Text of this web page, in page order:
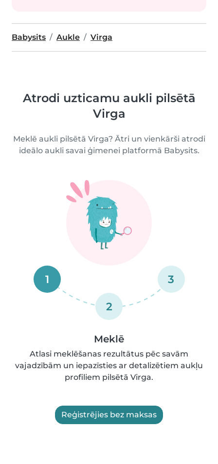
Babysits Aukle Virga
Atrodi uzticamu aukli pilsētā
Virga
Meklē aukli pilsētā Virga? Ātri un vienkārši atrodi
ideālo aukli savai ģimenei platformā Babysits.
1
2
3
Meklē
Atlasi meklēšanas rezultātus pēc savām
vajadzībām un iepazīsties ar detalizētiem aukļu
profiliem pilsētā Virga.
Reģistrējies bez maksas